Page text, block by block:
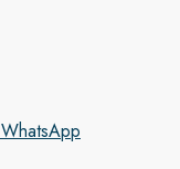
WhatsApp